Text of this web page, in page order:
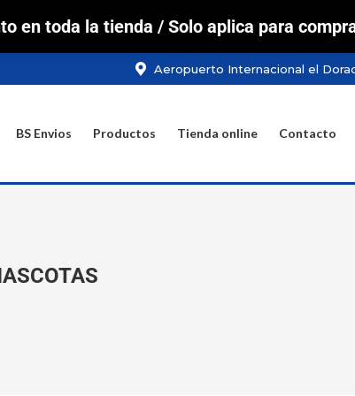
Aeropuerto Internacional el
BS Envios Productos Tienda online Contacto
en toda la tienda / Solo aplica para
Productos Tienda online Contacto